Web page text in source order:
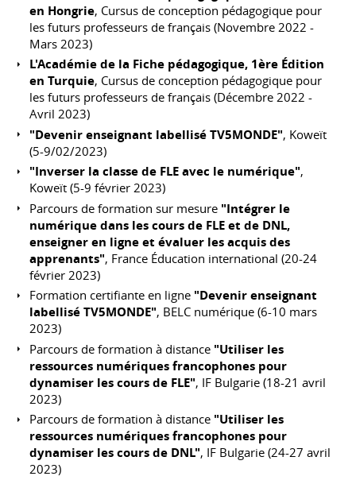
en Hongrie, Cursus de conception pédagogique pour
les futurs professeurs de français (Novembre 2022 -
Mars 2023)
L'Académie de la Fiche pédagogique, 1ère Édition
en Turquie, Cursus de conception pédagogique pour
les futurs professeurs de français (Décembre 2022 -
Avril 2023)
"Devenir enseignant labellisé TV5MONDE", Koweït
(5-9/02/2023)
"Inverser la classe de FLE avec le numérique",
Koweït (5-9 février 2023)
Parcours de formation sur mesure "Intégrer le
numérique dans les cours de FLE et de DNL,
enseigner en ligne et évaluer les acquis des
apprenants", France Éducation international (20-24
février 2023)
Formation certifiante en ligne "Devenir enseignant
labellisé TV5MONDE", BELC numérique (6-10 mars
2023)
Parcours de formation à distance "Utiliser les
ressources numériques francophones pour
dynamiser les cours de FLE", IF Bulgarie (18-21 avril
2023)
Parcours de formation à distance "Utiliser les
ressources numériques francophones pour
dynamiser les cours de DNL", IF Bulgarie (24-27 avril
2023)